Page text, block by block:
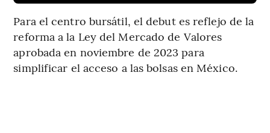
Para el centro bursátil, el debut es reflejo de la
reforma a la Ley del Mercado de Valores
aprobada en noviembre de 2023 para
simplificar el acceso a las bolsas en México.